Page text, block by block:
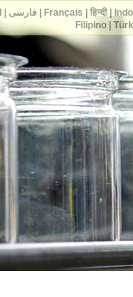
فارسی| Français हिन्दी|
Filipino|